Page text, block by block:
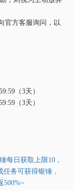
官方客服询问，以
（3天）
（3天）
每日获取上限10，
务可获得银锤，
500%~